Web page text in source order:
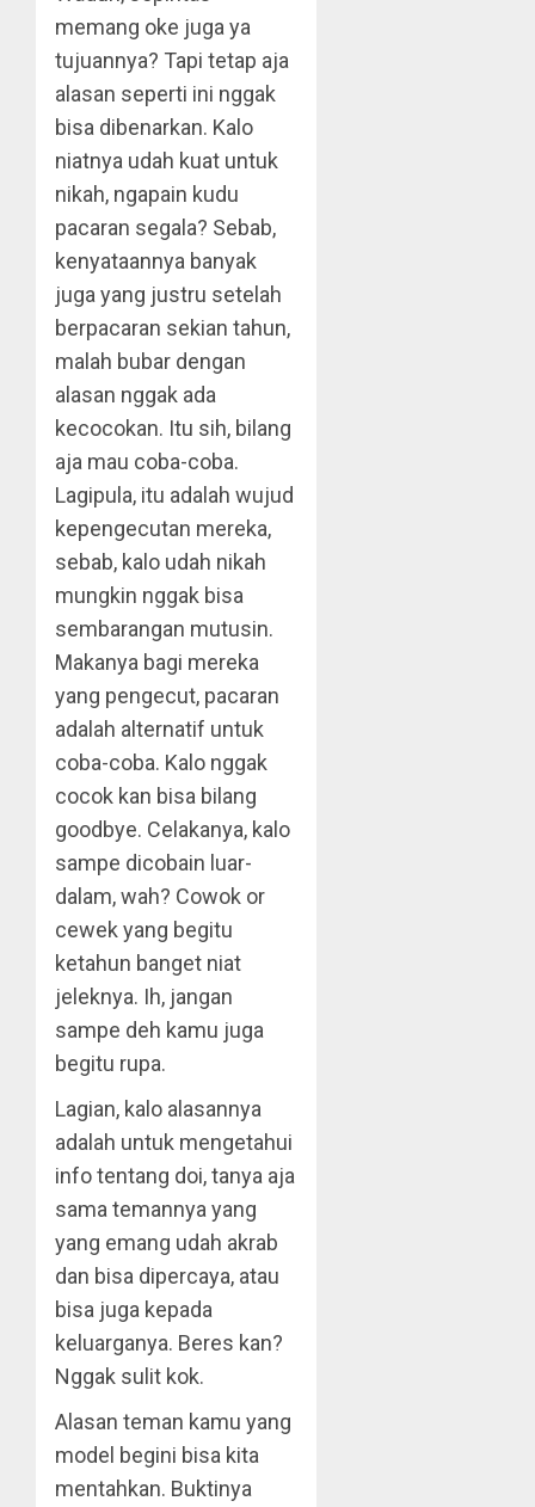
memang oke juga ya
tujuannya? Tapi tetap aja
alasan seperti ini nggak
bisa dibenarkan. Kalo
niatnya udah kuat untuk
nikah, ngapain kudu
pacaran segala? Sebab,
kenyataannya banyak
juga yang justru setelah
berpacaran sekian tahun,
malah bubar dengan
alasan nggak ada
kecocokan. Itu sih, bilang
aja mau coba-coba.
Lagipula, itu adalah wujud
kepengecutan mereka,
sebab, kalo udah nikah
mungkin nggak bisa
sembarangan mutusin.
Makanya bagi mereka
yang pengecut, pacaran
adalah alternatif untuk
coba-coba. Kalo nggak
cocok kan bisa bilang
goodbye. Celakanya, kalo
sampe dicobain luar-
dalam, wah? Cowok or
cewek yang begitu
ketahun banget niat
jeleknya. Ih, jangan
sampe deh kamu juga
begitu rupa.
Lagian, kalo alasannya
adalah untuk mengetahui
info tentang doi, tanya aja
sama temannya yang
yang emang udah akrab
dan bisa dipercaya, atau
bisa juga kepada
keluarganya. Beres kan?
Nggak sulit kok.
Alasan teman kamu yang
model begini bisa kita
mentahkan. Buktinya